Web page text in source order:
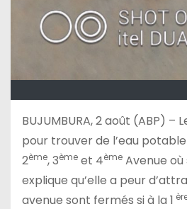
BUJUMBURA, 2 août (ABP)
pour trouver de l’eau
2ème, 3ème et 4ème Avenue
explique qu’elle a peur
avenue sont fermés si à la 1